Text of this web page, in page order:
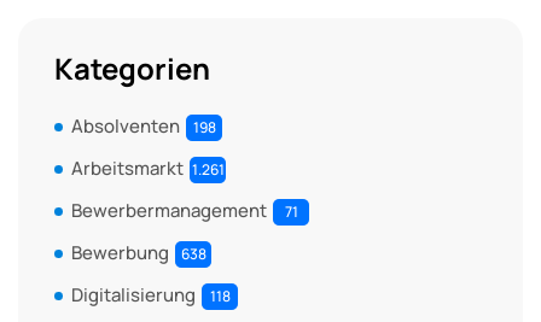
Kategorien
Absolventen 198
Arbeitsmarkt 1.261
Bewerbermanagement 71
Bewerbung 638
Digitalisierung 118